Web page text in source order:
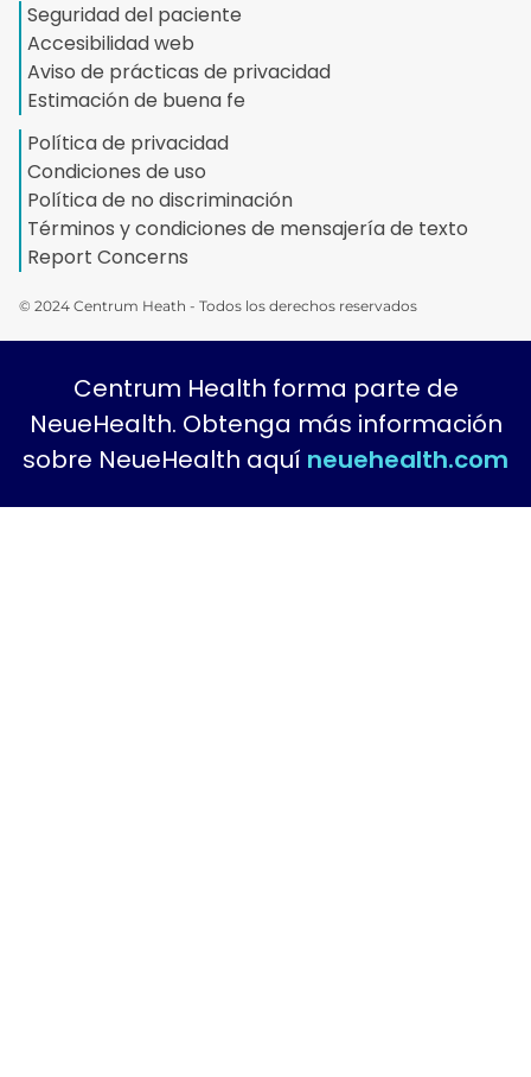
Seguridad del paciente
Accesibilidad web
Aviso de prácticas de privacidad
Estimación de buena fe
Política de privacidad
Condiciones de uso
Política de no discriminación
Términos y condiciones de mensajería de texto
Report Concerns
© 2024 Centrum Heath - Todos los derechos reservados
Centrum Health forma parte de
NeueHealth. Obtenga más información
sobre NeueHealth aquí neuehealth.com